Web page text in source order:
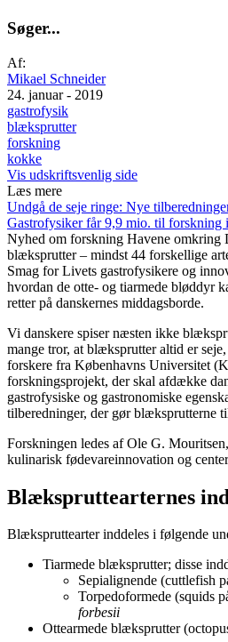
Søger...
Af:
Mikael Schneider
24. januar - 2019
gastrofysik
blæksprutter
forskning
kokke
Vis udskriftsvenlig side
Læs mere
Undgå de seje ringe: Nye
Gastrofysiker får 9,9 mio. til forskning
Nyhed om forskning Havene omkring
blæksprutter – mindst 44 forskellige
Smag for Livets gastrofysikere og
hvordan de otte- og tiarmede bløddyr
retter på danskernes middagsborde.
Vi danskere spiser næsten ikke
mange tror, at blæksprutter altid er
forskere fra Københavns Universitet
forskningsprojekt, der skal afdække
gastrofysiske og gastronomiske
tilberedninger, der gør blæksprutterne
Forskningen ledes af Ole G.
kulinarisk fødevareinnovation og
Blækspruttearternes
Blækspruttearter inddeles i følgende
Tiarmede blæksprutter; disse
Sepialignende (cuttlefish
Torpedoformede (squids
forbesii
Ottearmede blæksprutter